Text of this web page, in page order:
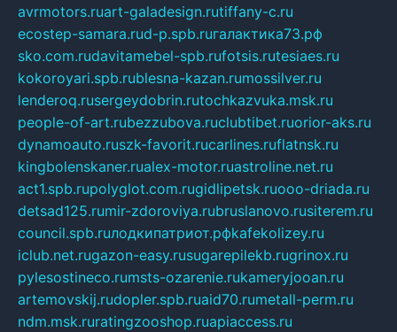
avrmotors.ruart-galadesign.rutiffany-c.ru
ecostep-samara.rud-p.spb.ruгалактика73.рф
sko.com.rudavitamebel-spb.rufotsis.rutesiaes.ru
kokoroyari.spb.rublesna-kazan.rumossilver.ru
lenderoq.rusergeydobrin.rutochkazvuka.msk.ru
people-of-art.rubezzubova.ruclubtibet.ruorior-aks.ru
dynamoauto.ruszk-favorit.rucarlines.ruflatnsk.ru
kingbolenskaner.rualex-motor.ruastroline.net.ru
act1.spb.rupolyglot.com.rugidlipetsk.ruooo-driada.ru
detsad125.rumir-zdoroviya.rubruslanovo.rusiterem.ru
council.spb.ruлодкипатриот.рфkafekolizey.ru
iclub.net.rugazon-easy.rusugarepilekb.rugrinox.ru
pylesostineco.rumsts-ozarenie.rukameryjooan.ru
artemovskij.rudopler.spb.ruaid70.rumetall-perm.ru
ndm.msk.ruratingzooshop.ruapiaccess.ru